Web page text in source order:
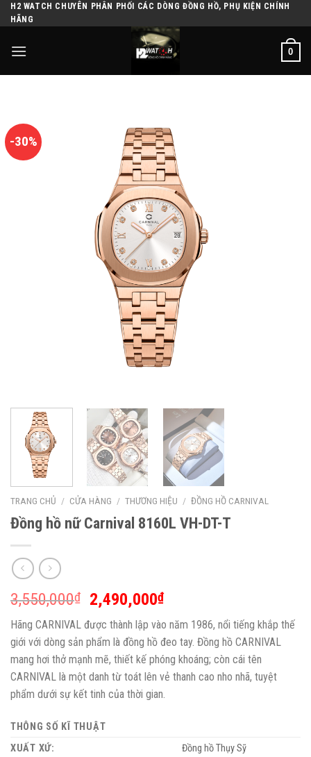
Skip
to
content
H2 WATCH CHUYÊN PHÂN PHỐI CÁC DÒNG ĐỒNG HỒ, PHỤ KIỆN CHÍNH
HÃNG
0
-30%
TRANG CHỦ / CỬA HÀNG / THƯƠNG HIỆU / ĐỒNG HỒ CARNIVAL
Đồng hồ nữ Carnival 8160L VH-DT-T
3,550,000₫ 2,490,000₫
Hãng CARNIVAL được thành lập vào năm 1986, nổi tiếng khắp thế
giới với dòng sản phẩm là đồng hồ đeo tay. Đồng hồ CARNIVAL
mang hơi thở mạnh mẽ, thiết kế phóng khoáng; còn cái tên
CARNIVAL là một danh từ toát lên vẻ thanh cao nho nhã, tuyệt
phẩm dưới sự kết tinh của thời gian.
THÔNG SỐ KĨ THUẬT
XUẤT XỨ:
Đồng hồ Thụy Sỹ